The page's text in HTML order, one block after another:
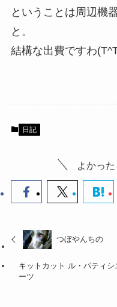
ということは周辺機
と。
結構な出費ですわ
日記
よかっ
つぼやんちの
キットカット ル・パティ
ーツ